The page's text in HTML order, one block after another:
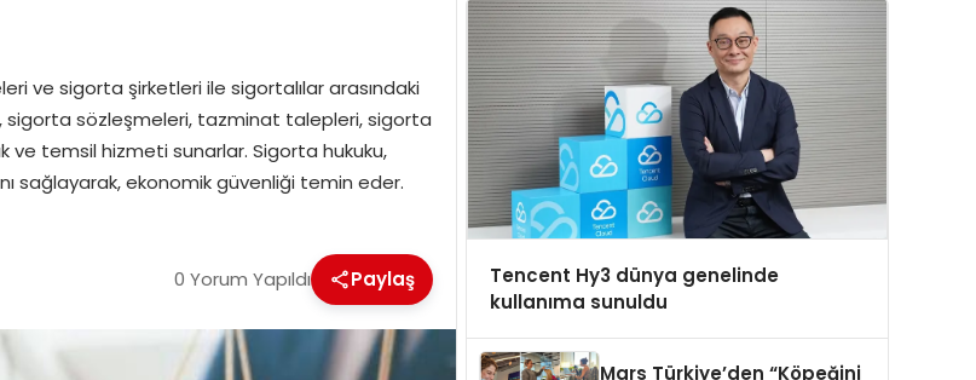
ve sigorta şirketleri ile sigortalılar arasındaki
sigorta sözleşmeleri, tazminat talepleri, sigorta
ve temsil hizmeti sunarlar. Sigorta hukuku,
sağlayarak, ekonomik güvenliği temin eder.
0 Yorum Yapıldı Paylaş
Tencent Hy3 dünya genelinde
kullanıma sunuldu
Mars Türkiye’den “Köpeğini